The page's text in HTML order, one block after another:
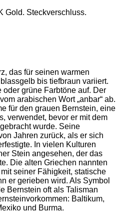
Gold. Steckverschluss.
das für seinen warmen
bis tiefbraun variiert.
oder grüne Farbtöne auf. Der
arabischen Wort „anbar“ ab.
für den grauen Bernstein, eine
verwendet, bevor er mit dem
wurde. Seine
Jahren zurück, als er sich
In vielen Kulturen
Stein angesehen, der das
Die alten Griechen nannten
seiner Fähigkeit, statische
er gerieben wird. Als Symbol
Bernstein oft als Talisman
Baltikum,
und Burma.